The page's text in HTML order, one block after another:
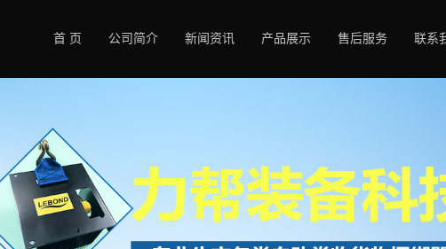
首 页 公司简介 新闻资讯 产品展示 售后服务 联系